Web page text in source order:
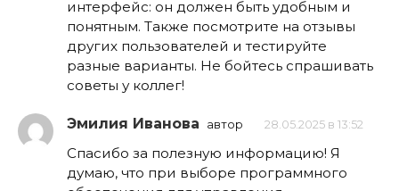
интерфейс: он должен быть удобным и
понятным. Также посмотрите на отзывы
других пользователей и тестируйте
разные варианты. Не бойтесь спрашивать
советы у коллег!
Эмилия Иванова автор 28.05.2025 в 13:52
Спасибо за полезную информацию! Я
думаю, что при выборе программного